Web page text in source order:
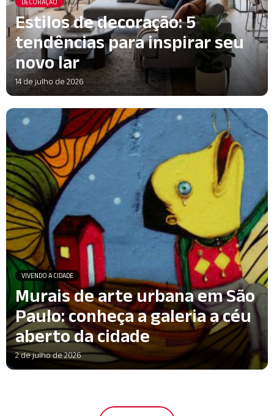
DECORAÇÃO
Estilos de decoração: 5
tendências para inspirar seu
novo lar
14 de julho de 2026
VIVENDO A CIDADE
Murais de arte urbana em São
Paulo: conheça a galeria a céu
aberto da cidade
2 de julho de 2026